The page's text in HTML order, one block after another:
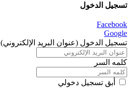
تسجيل الدخول
Facebook
Google
تسجيل الدخول (عنوان البريد الإلكتروني)
كلمه السر
أبق تسجيل دخولي